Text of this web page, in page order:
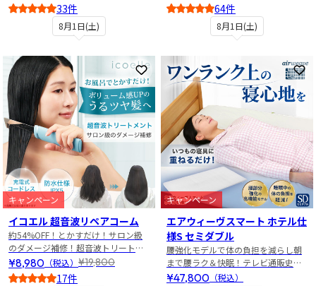
8月1日(土)
33件
8月1日(土)
64件
お気に入りに登録
キャンペーン
イコエル 超音波リペアコーム
約54%OFF！とかすだけ！サロン級
のダメージ補修！超音波トリートメ
ントでサラサラ＆うるツヤ髪へ
¥8,980 （税込） ¥19,800
17件
お
キャンペーン
エアウィーヴスマート ホテル仕
様S セミダブル
腰強化モデルで体の負担を減らし朝
まで腰ラク＆快眠！テレビ通販史上
最安値！
¥47,800 （税込）